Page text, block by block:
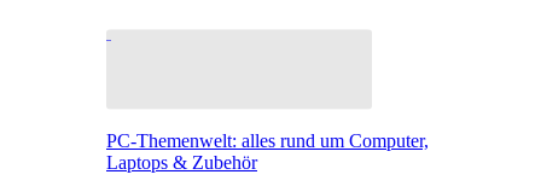
PC-Themenwelt: alles rund um Computer,
Laptops & Zubehör